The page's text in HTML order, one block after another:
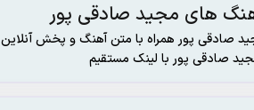
صادقی پور
صادقی پور همراه با متن آهنگ و پخش آنلاین
صادقی پور با لینک مستقیم